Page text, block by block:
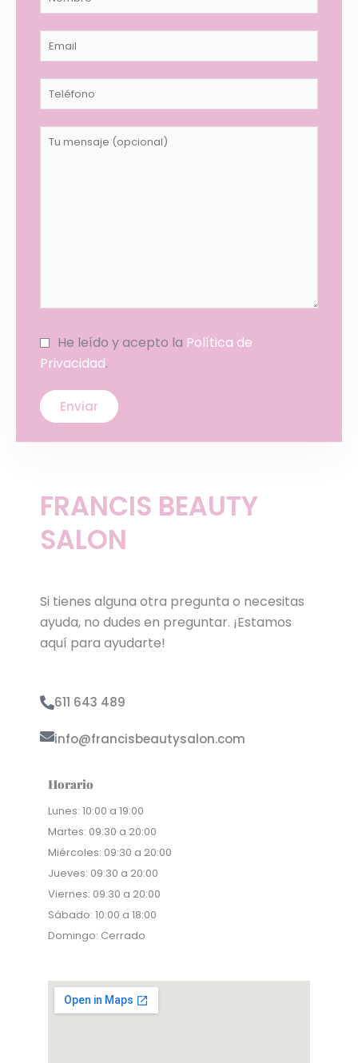
FRANCIS BEAUTY
SALON
Si tienes alguna otra pregunta o necesitas
ayuda, no dudes en preguntar. ¡Estamos
aquí para ayudarte!
611 643 489
info@francisbeautysalon.com
Horario
Lunes: 10:00 a 19:00
Martes: 09:30 a 20:00
Miércoles: 09:30 a 20:00
Jueves: 09:30 a 20:00
Viernes: 09:30 a 20:00
Sábado: 10:00 a 18:00
Domingo: Cerrado
He leído y acepto la Política de
Privacidad.